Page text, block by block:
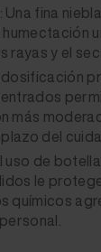
: Una fina
rayas y el
dosificación
más
del
uso de
le
químicos